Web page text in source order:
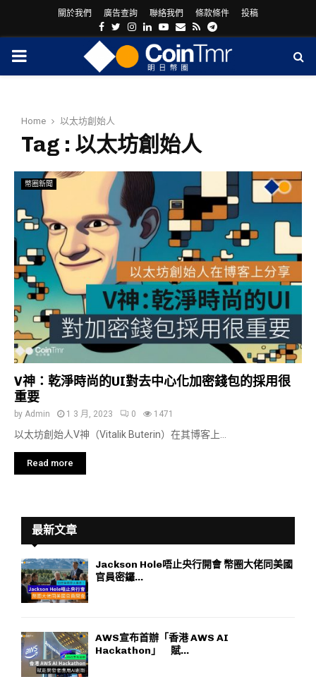
關於我們 廣告查詢 聯絡我們 條款條件 投稿
Facebook
Twitter
Instagram
LinkedinYoutube
Email
RssTelegram
PRIMARY
Home 以太坊創始人
Tag : 以太坊創始人
幣圈新聞
V神：乾淨時尚的UI對去中心化加密錢包的採用很
重要
by Admin 1 3 月, 2023 0 1471
以太坊創始人V神（Vitalik Buterin）在其博客上...
Read more
最新文章
Jackson Hole唔止央行開會 幣圈大佬同美國
官員密鑼...
AWS宣布首辦「香港 AWS AI
Hackathon」 賦...